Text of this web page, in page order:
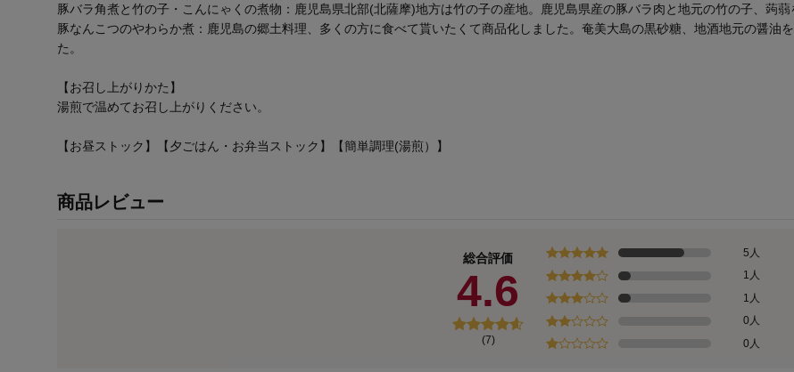
豚バラ角煮と竹の子・こんにゃくの煮物：鹿児島県北部(北薩摩)地方は竹の子の産地。鹿児島県産の豚バラ肉と地元の竹の子、蒟
豚なんこつのやわらか煮：鹿児島の郷土料理、多くの方に食べて貰いたくて商品化しました。奄美大島の黒砂糖、地酒地元の醤油
た。
【お召し上がりかた】
湯煎で温めてお召し上がりください。
【お昼ストック】【夕ごはん・お弁当ストック】【簡単調理(湯煎）】
商品レビュー
総合評価
4.6
(7)
5人
1人
1人
0人
0人